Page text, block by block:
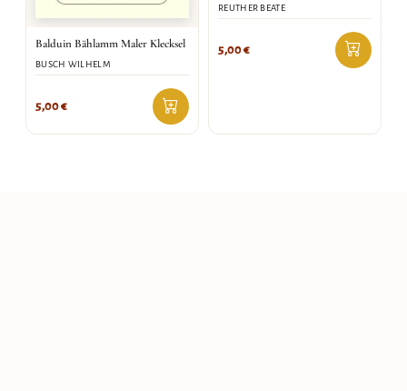
Balduin Bählamm Maler Klecksel
BUSCH WILHELM
5,00€
REUTHER BEATE
5,00€